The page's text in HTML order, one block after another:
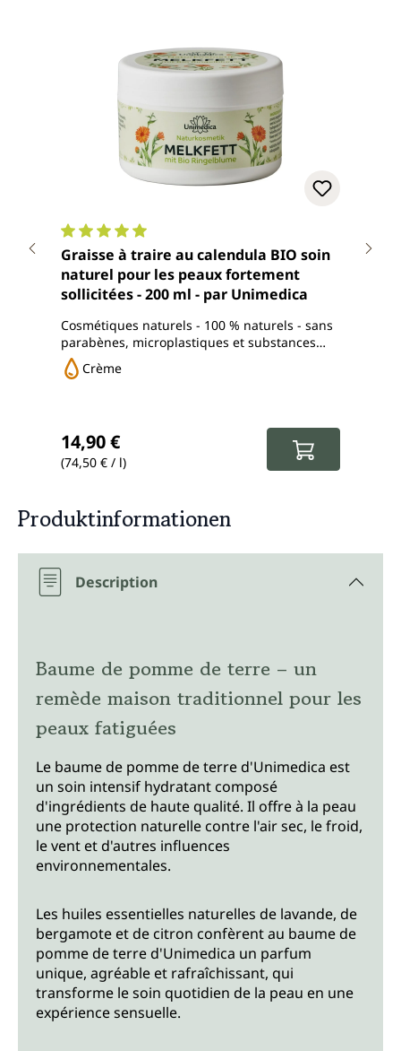
Note moyenne de 5 sur 5 étoiles
Graisse à traire au calendula BIO soin
naturel pour les peaux fortement
sollicitées - 200 ml - par Unimedica
Cosmétiques naturels - 100 % naturels - sans
parabènes, microplastiques et substances
nocives
Crème
14,90 €
(74,50 € / l)
Produktinformationen
Description
Baume de pomme de terre – un
remède maison traditionnel pour les
peaux fatiguées
Le baume de pomme de terre d'Unimedica est
un soin intensif hydratant composé
d'ingrédients de haute qualité. Il offre à la peau
une protection naturelle contre l'air sec, le froid,
le vent et d'autres influences
environnementales.
Les huiles essentielles naturelles de lavande, de
bergamote et de citron confèrent au baume de
pomme de terre d'Unimedica un parfum
unique, agréable et rafraîchissant, qui
transforme le soin quotidien de la peau en une
expérience sensuelle.